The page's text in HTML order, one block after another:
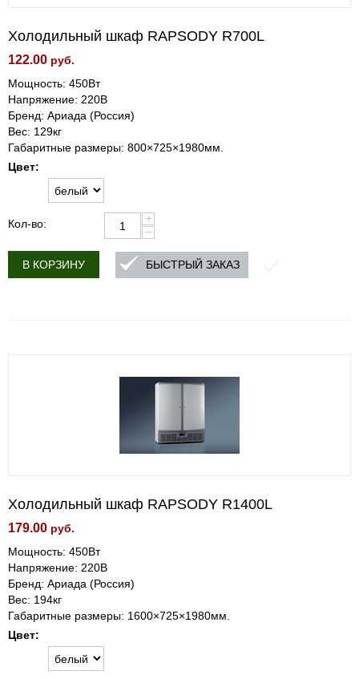
Холодильный шкаф RAPSODY R700L
122.00 руб.
Мощность: 450Вт
Напряжение: 220В
Бренд: Ариада (Россия)
Вес: 129кг
Габаритные размеры: 800×725×1980мм.
Цвет:
Кол-во:
+
−
В КОРЗИНУ БЫСТРЫЙ ЗАКАЗ
Холодильный шкаф RAPSODY R1400L
179.00 руб.
Мощность: 450Вт
Напряжение: 220В
Бренд: Ариада (Россия)
Вес: 194кг
Габаритные размеры: 1600×725×1980мм.
Цвет: